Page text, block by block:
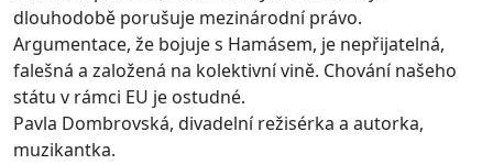
dlouhodobě porušuje mezinárodní právo.
Argumentace, že bojuje s Hamásem, je nepřijatelná,
falešná a založená na kolektivní vině. Chování našeho
státu v rámci EU je ostudné.
Pavla Dombrovská, divadelní režisérka a autorka,
muzikantka.